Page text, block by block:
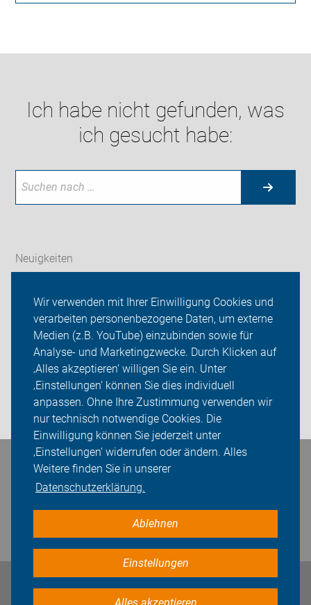
Wir verwenden mit Ihrer Einwilligung Cookies und
verarbeiten personenbezogene Daten, um externe
Medien (z.B. YouTube) einzubinden sowie für
Analyse- und Marketingzwecke. Durch Klicken auf
‚Alles akzeptieren‘ willigen Sie ein. Unter
‚Einstellungen‘ können Sie dies individuell
anpassen. Ohne Ihre Zustimmung verwenden wir
nur technisch notwendige Cookies. Die
Einwilligung können Sie jederzeit unter
‚Einstellungen‘ widerrufen oder ändern. Alles
Weitere finden Sie in unserer
Datenschutzerklärung.
Ablehnen
Einstellungen
Alles akzeptieren
Ich habe nicht gefunden, was
ich gesucht habe:
Neuigkeiten
Radtouren
Sei dabei
Presse
Login
Bleiben Sie in Kontakt